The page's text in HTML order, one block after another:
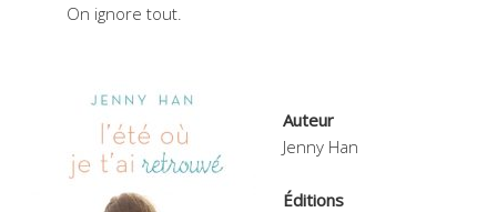
On ignore tout.
Auteur
Jenny Han
Éditions